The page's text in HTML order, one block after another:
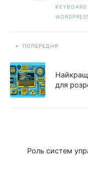
ПОПЕРЕДНЯ
для
Роль систем